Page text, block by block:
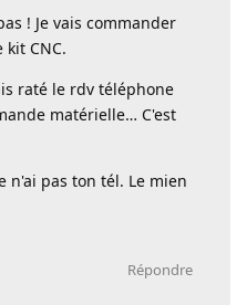
! Je vais commander
CNC.
raté le rdv téléphone
matérielle… C'est
n'ai pas ton tél. Le mien
Répondre